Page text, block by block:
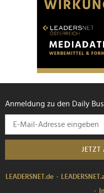
Anmeldung zu den Daily
JETZT
LEADERSNET.de